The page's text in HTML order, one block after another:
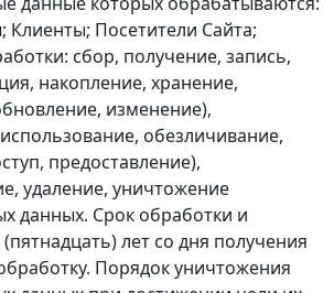
Клиенты; Посетители Сайта;
сбор, получение, запись,
накопление, хранение,
изменение),
обезличивание,
предоставление),
удаление, уничтожение
данных. Срок обработки и
лет со дня получения
Порядок уничтожения